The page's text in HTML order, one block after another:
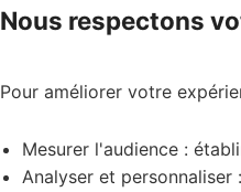
Nous respectons
Pour améliorer votre
Mesurer l'audience :
Analyser et